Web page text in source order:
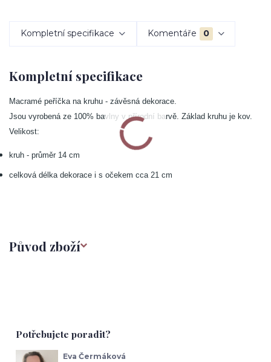
Kompletní specifikace Komentáře 0
Kompletní specifikace
Macramé peříčka na kruhu - závěsná dekorace.
Jsou vyrobená ze 100% bavlny v přírodní barvě. Základ kruhu je kov.
Velikost:
kruh - průměr 14 cm
celková délka dekorace i s očekem cca 21 cm
Původ zboží
Potřebujete poradit?
Eva Čermáková